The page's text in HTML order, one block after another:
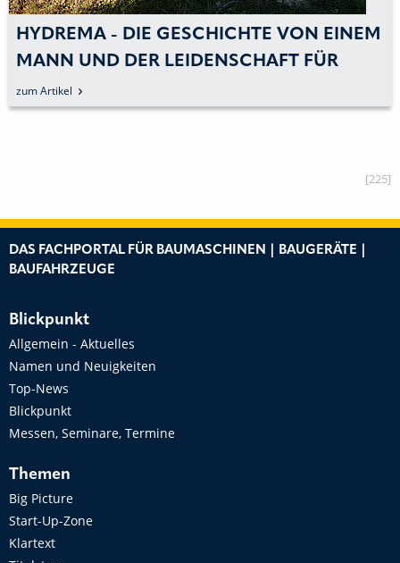
HYDREMA - DIE GESCHICHTE VON EINEM
MANN UND DER LEIDENSCHAFT FÜR
BAGGERLADER
zum Artikel
[225]
DAS FACHPORTAL FÜR BAUMASCHINEN | BAUGERÄTE |
BAUFAHRZEUGE
Blickpunkt
Allgemein - Aktuelles
Namen und Neuigkeiten
Top-News
Blickpunkt
Messen, Seminare, Termine
Themen
Big Picture
Start-Up-Zone
Klartext